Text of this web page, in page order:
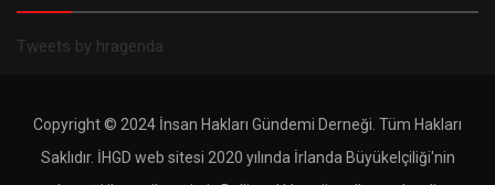
Tweets by hragenda
Copyright © 2024 İnsan Hakları Gündemi Derneği. Tüm Hakları
Saklıdır. İHGD web sitesi 2020 yılında İrlanda Büyükelçiliği'nin